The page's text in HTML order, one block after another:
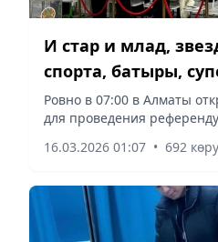
И стар и млад,
спорта, батыры,
простые горожане:
голосовал на
Ровно в 07:00 в Алматы
для проведения
16.03.2026 01:07 • 692 көру